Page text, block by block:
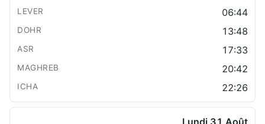
06:44
13:48
17:33
20:42
22:26
Lundi 31 Août